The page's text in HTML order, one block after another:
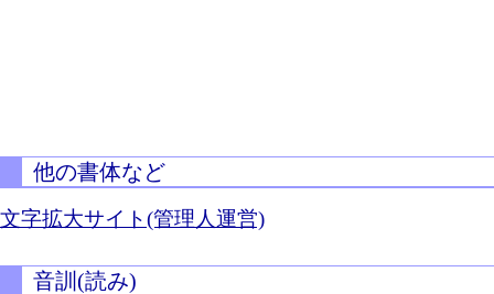
他の書体など
文字拡大サイト(管理人運営)
音訓(読み)